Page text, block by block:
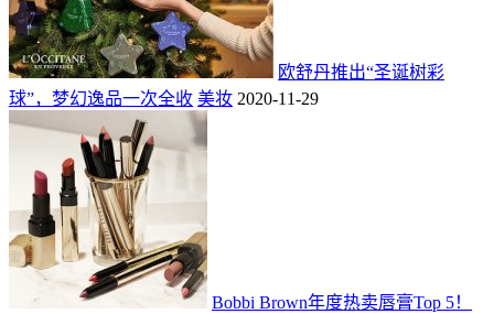
欧舒丹推出“圣诞树彩
球”，梦幻逸品一次全收 美妆 2020-11-29
Bobbi Brown年度热卖唇膏Top 5！